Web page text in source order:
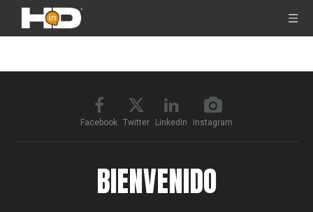
Facebook Twitter LinkedIn Instagram
BIENVENIDO